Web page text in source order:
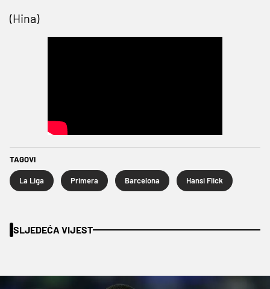
(Hina)
TAGOVI
La Liga Primera Barcelona Hansi Flick
SLJEDEĆA VIJEST